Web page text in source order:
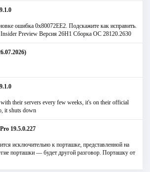
ошибка 0х80072EE2. Подскажите как исправить.
Preview Версия 26H1 Сборка ОС 28120.2630
their servers every few weeks, it's on their official
it shuts down
19.5.0.227
исключительно к порташке, представленной на
порташки — будет другой разговор. Порташку от